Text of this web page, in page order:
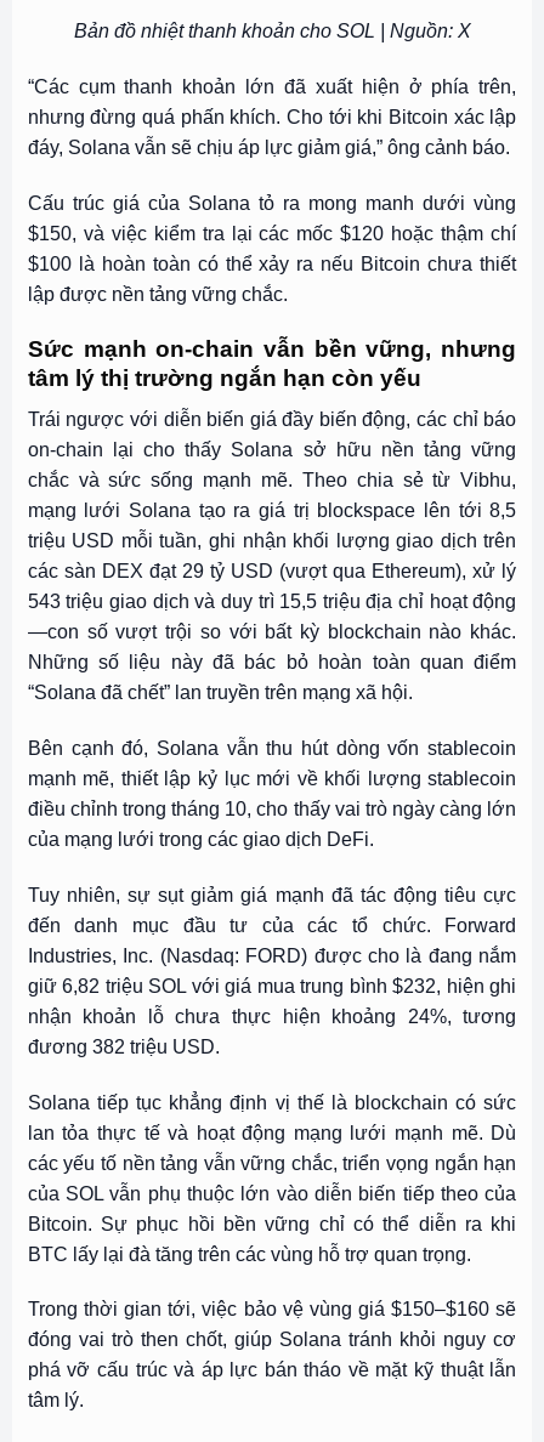
Bản đồ nhiệt thanh khoản cho SOL | Nguồn: X
“Các cụm thanh khoản lớn đã xuất hiện ở phía trên,
nhưng đừng quá phấn khích. Cho tới khi Bitcoin xác lập
đáy, Solana vẫn sẽ chịu áp lực giảm giá,” ông cảnh báo.
Cấu trúc giá của Solana tỏ ra mong manh dưới vùng
$150, và việc kiểm tra lại các mốc $120 hoặc thậm chí
$100 là hoàn toàn có thể xảy ra nếu Bitcoin chưa thiết
lập được nền tảng vững chắc.
Sức mạnh on-chain vẫn bền vững, nhưng
tâm lý thị trường ngắn hạn còn yếu
Trái ngược với diễn biến giá đầy biến động, các chỉ báo
on-chain lại cho thấy Solana sở hữu nền tảng vững
chắc và sức sống mạnh mẽ. Theo chia sẻ từ Vibhu,
mạng lưới Solana tạo ra giá trị blockspace lên tới 8,5
triệu USD mỗi tuần, ghi nhận khối lượng giao dịch trên
các sàn DEX đạt 29 tỷ USD (vượt qua Ethereum), xử lý
543 triệu giao dịch và duy trì 15,5 triệu địa chỉ hoạt động
—con số vượt trội so với bất kỳ blockchain nào khác.
Những số liệu này đã bác bỏ hoàn toàn quan điểm
“Solana đã chết” lan truyền trên mạng xã hội.
Bên cạnh đó, Solana vẫn thu hút dòng vốn stablecoin
mạnh mẽ, thiết lập kỷ lục mới về khối lượng stablecoin
điều chỉnh trong tháng 10, cho thấy vai trò ngày càng lớn
của mạng lưới trong các giao dịch DeFi.
Tuy nhiên, sự sụt giảm giá mạnh đã tác động tiêu cực
đến danh mục đầu tư của các tổ chức. Forward
Industries, Inc. (Nasdaq: FORD) được cho là đang nắm
giữ 6,82 triệu SOL với giá mua trung bình $232, hiện ghi
nhận khoản lỗ chưa thực hiện khoảng 24%, tương
đương 382 triệu USD.
Solana tiếp tục khẳng định vị thế là blockchain có sức
lan tỏa thực tế và hoạt động mạng lưới mạnh mẽ. Dù
các yếu tố nền tảng vẫn vững chắc, triển vọng ngắn hạn
của SOL vẫn phụ thuộc lớn vào diễn biến tiếp theo của
Bitcoin. Sự phục hồi bền vững chỉ có thể diễn ra khi
BTC lấy lại đà tăng trên các vùng hỗ trợ quan trọng.
Trong thời gian tới, việc bảo vệ vùng giá $150–$160 sẽ
đóng vai trò then chốt, giúp Solana tránh khỏi nguy cơ
phá vỡ cấu trúc và áp lực bán tháo về mặt kỹ thuật lẫn
tâm lý.